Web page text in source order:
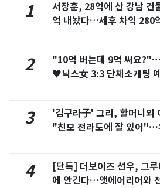
1
서장훈, 28억에 산 강남 건
억 내놨다…세후 차익 280
2
"10억 버는데 9억 써요
♥닉스女 3:3 단체소개팅
3
'김구라子' 그리, 할머니외
"친모 전라도에 잘 있어"…
4
[단독] 더보이즈 선우, 그루
에 안긴다…앳에어리어와